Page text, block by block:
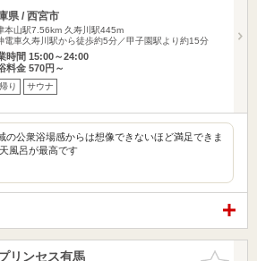
県 / 西宮市
本山駅7.56km 久寿川駅445m
電車久寿川駅から徒歩約5分／甲子園駅より約15分
時間 15:00～24:00
料金 570円～
り サウナ
の公衆浴場感からは想像できないほど満足できま
風呂が最高です
お気に入
リンセス有馬